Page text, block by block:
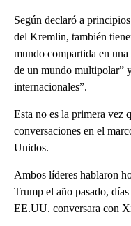
Según declaró a
del Kremlin, también
mundo compartida en
de un mundo multipolar”
internacionales”.
Esta no es la primera vez
conversaciones en el
Unidos.
Ambos líderes hablaron
Trump el año pasado,
EE.UU. conversara con